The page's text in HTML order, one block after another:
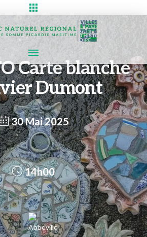
Carte blanche
Dumont
30 Mai 2025
14h00